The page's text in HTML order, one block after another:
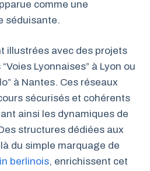
comme une
séduisante.
illustrées avec des projets
Lyonnaises” à Lyon ou
à Nantes. Ces réseaux
sécurisés et cohérents
ainsi les dynamiques de
structures dédiées aux
du simple marquage de
berlinois, enrichissent cet